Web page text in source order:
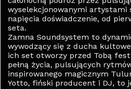
wyselekcjonowanymi artystami
napięcia doświadczenie, od
seta.
Zamna Soundsystem to
wywodzący się z ducha
ich set otworzy przed Tobą
pełną życia, pulsujących
inspirowanego magicznym
Yotto, fiński producent i DJ, to